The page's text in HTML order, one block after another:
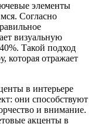
элементы
Согласно
визуальную
Такой подход
которая отражает
в интерьере
они способствуют
и внимание.
акценты в